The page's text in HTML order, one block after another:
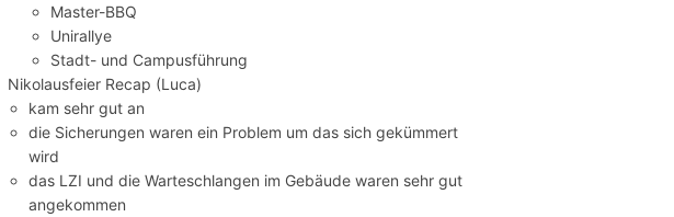
Master-BBQ
Unirallye
Stadt- und Campusführung
Nikolausfeier Recap (Luca)
kam sehr gut an
die Sicherungen waren ein Problem um das sich gekümmert
wird
das LZI und die Warteschlangen im Gebäude waren sehr gut
angekommen